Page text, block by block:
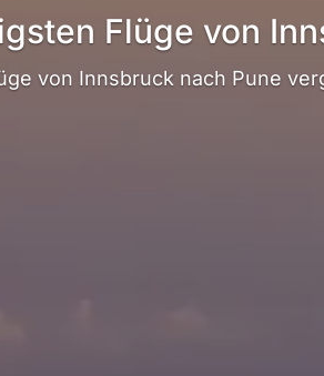
Flüge von
von Innsbruck nach Pune